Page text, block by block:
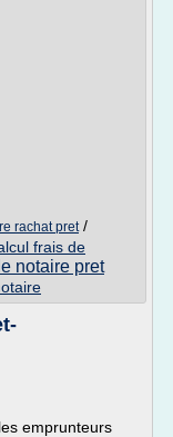
rachat pret/
frais de
notaire pret
emprunteurs